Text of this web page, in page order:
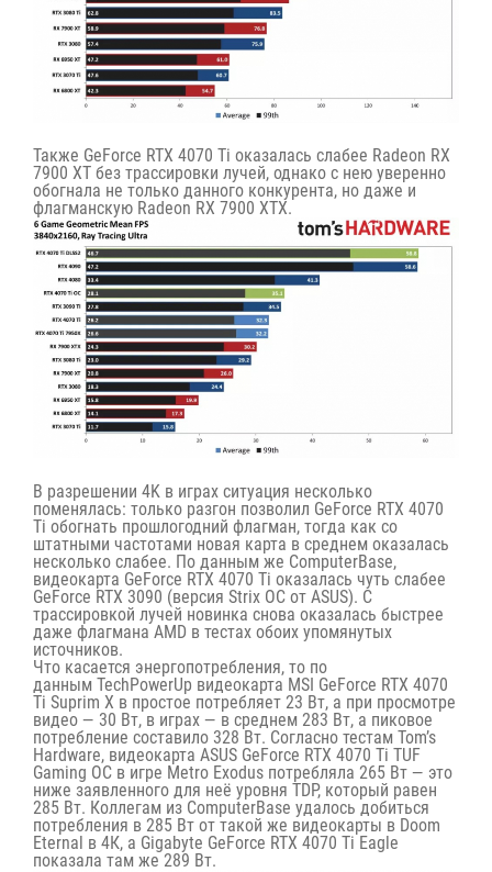
Также GeForce RTX 4070 Ti оказалась слабее Radeon RX
7900 XT без трассировки лучей, однако с нею уверенно
обогнала не только данного конкурента, но даже и
флагманскую Radeon RX 7900 XTX.
В разрешении 4K в играх ситуация несколько
поменялась: только разгон позволил GeForce RTX 4070
Ti обогнать прошлогодний флагман, тогда как со
штатными частотами новая карта в среднем оказалась
несколько слабее. По данным же ComputerBase,
видеокарта GeForce RTX 4070 Ti оказалась чуть слабее
GeForce RTX 3090 (версия Strix OC от ASUS). С
трассировкой лучей новинка снова оказалась быстрее
даже флагмана AMD в тестах обоих упомянутых
источников.
Что касается энергопотребления, то по
данным TechPowerUp видеокарта MSI GeForce RTX 4070
Ti Suprim X в простое потребляет 23 Вт, а при просмотре
видео — 30 Вт, в играх — в среднем 283 Вт, а пиковое
потребление составило 328 Вт. Согласно тестам Tom’s
Hardware, видеокарта ASUS GeForce RTX 4070 Ti TUF
Gaming OC в игре Metro Exodus потребляла 265 Вт — это
ниже заявленного для неё уровня TDP, который равен
285 Вт. Коллегам из ComputerBase удалось добиться
потребления в 285 Вт от такой же видеокарты в Doom
Eternal в 4К, а Gigabyte GeForce RTX 4070 Ti Eagle
показала там же 289 Вт.